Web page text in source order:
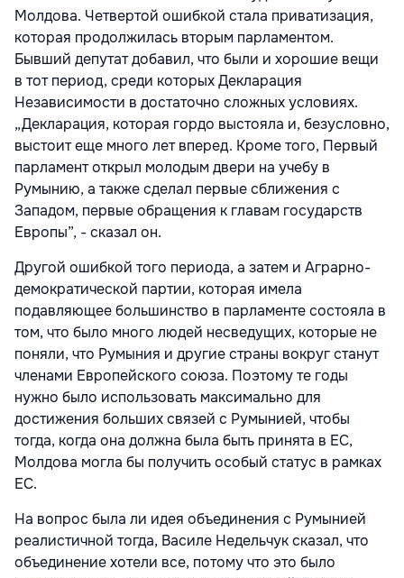
Молдова. Четвертой ошибкой стала приватизация,
которая продолжилась вторым парламентом.
Бывший депутат добавил, что были и хорошие вещи
в тот период, среди которых Декларация
Независимости в достаточно сложных условиях.
„Декларация, которая гордо выстояла и, безусловно,
выстоит еще много лет вперед. Кроме того, Первый
парламент открыл молодым двери на учебу в
Румынию, а также сделал первые сближения с
Западом, первые обращения к главам государств
Европы”, - сказал он.
Другой ошибкой того периода, а затем и Аграрно-
демократической партии, которая имела
подавляющее большинство в парламенте состояла в
том, что было много людей несведущих, которые не
поняли, что Румыния и другие страны вокруг станут
членами Европейского союза. Поэтому те годы
нужно было использовать максимально для
достижения больших связей с Румынией, чтобы
тогда, когда она должна была быть принята в ЕС,
Молдова могла бы получить особый статус в рамках
ЕС.
На вопрос была ли идея объединения с Румынией
реалистичной тогда, Василе Недельчук сказал, что
объединение хотели все, потому что это было